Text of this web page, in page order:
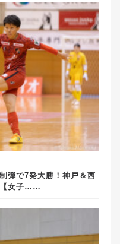
弾で7発大勝！神戸＆西
【女子……